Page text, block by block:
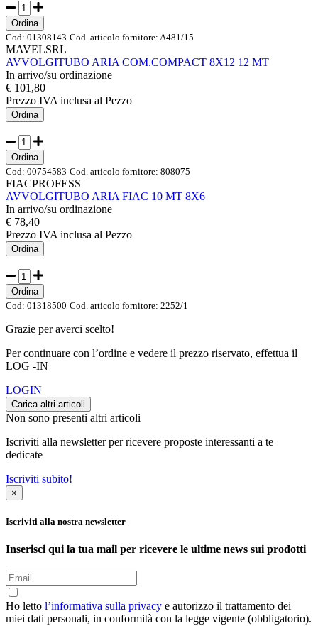
Ordina
Cod: 01308143 Cod. articolo fornitore: A481/15
MAVELSRL
AVVOLGITUBO ARIA COM.COMPACT 8X12 12 MT
In arrivo/su ordinazione
€ 101,80
Prezzo IVA inclusa al Pezzo
Ordina
Ordina
Cod: 00754583 Cod. articolo fornitore: 808075
FIACPROFESS
AVVOLGITUBO ARIA FIAC 10 MT 8X6
In arrivo/su ordinazione
€ 78,40
Prezzo IVA inclusa al Pezzo
Ordina
Ordina
Cod: 01318500 Cod. articolo fornitore: 2252/1
Grazie per averci scelto!
Per continuare con l’ordine e vedere il prezzo riservato, effettua il
LOG -IN
LOGIN
Carica altri articoli
Non sono presenti altri articoli
Iscriviti alla newsletter per ricevere proposte interessanti a te
dedicate
Iscriviti subito!
×
Iscriviti alla nostra newsletter
Inserisci qui la tua mail per ricevere le ultime news sui prodotti
Ho letto l’informativa sulla privacy e autorizzo il trattamento dei
miei dati personali, in conformità con la legge vigente (obbligatorio).